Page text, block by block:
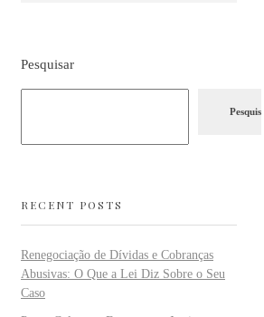
Pesquisar
RECENT POSTS
Renegociação de Dívidas e Cobranças
Abusivas: O Que a Lei Diz Sobre o Seu
Caso